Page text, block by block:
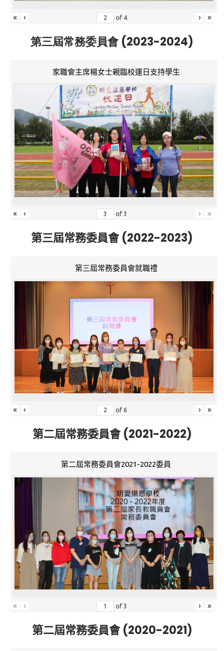
« ‹ of 4 › »
第三屆常務委員會 (2023-2024)
家職會主席楊女士親臨校運日支持學生
« ‹ of3 › »
第三屆常務委員會 (2022-2023)
第三屆常務委員會就職禮
« ‹ of 6 › »
第二屆常務委員會 (2021-2022)
第二屆常務委員會2021-2022委員
« ‹ of3 › »
第二屆常務委員會 (2020-2021)